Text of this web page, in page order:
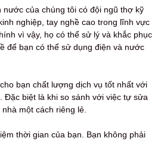
nước của chúng tôi có đội ngũ thợ kỹ
nghiệp, tay nghề cao trong lĩnh vực
vì vậy, họ có thể sử lý và khắc phục
để bạn có thể sử dụng điện và nước
bạn chất lượng dịch vụ tốt nhất với
Đặc biệt là khi so sánh với việc tự sửa
một cách riêng lẻ.
thời gian của bạn. Bạn không phải